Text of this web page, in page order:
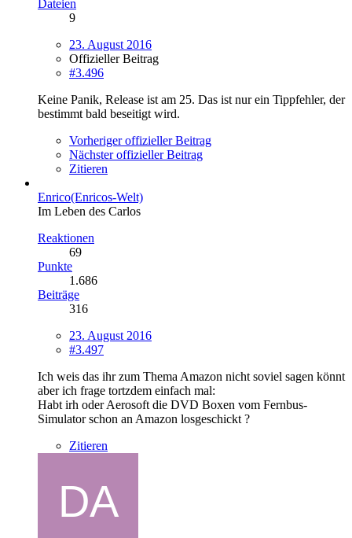
Dateien
9
23. August 2016
Offizieller Beitrag
#3.496
Keine Panik, Release ist am 25. Das ist nur ein Tippfehler, der
bestimmt bald beseitigt wird.
Vorheriger offizieller Beitrag
Nächster offizieller Beitrag
Zitieren
Enrico(Enricos-Welt)
Im Leben des Carlos
Reaktionen
69
Punkte
1.686
Beiträge
316
23. August 2016
#3.497
Ich weis das ihr zum Thema Amazon nicht soviel sagen könnt
aber ich frage tortzdem einfach mal:
Habt irh oder Aerosoft die DVD Boxen vom Fernbus-
Simulator schon an Amazon losgeschickt ?
Zitieren